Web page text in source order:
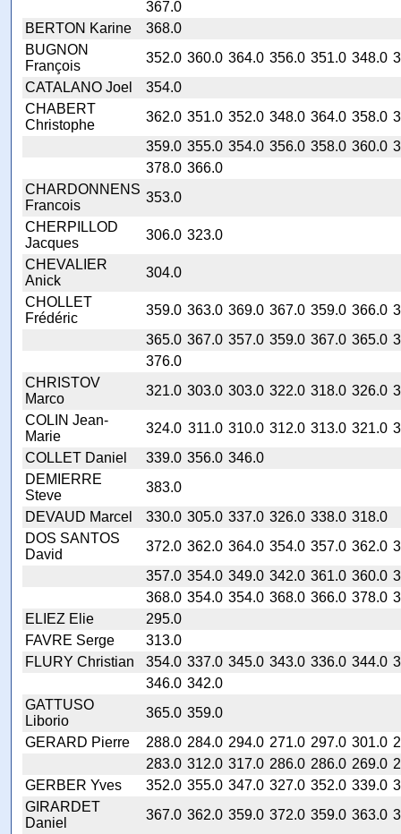
367.0
BERTON Karine
368.0
BUGNON
François
352.0 360.0 364.0 356.0 351.0 348.0
CATALANO Joel
354.0
CHABERT
Christophe
362.0 351.0 352.0 348.0 364.0 358.0
359.0 355.0 354.0 356.0 358.0 360.0
378.0 366.0
CHARDONNENS
Francois
353.0
CHERPILLOD
Jacques
306.0 323.0
CHEVALIER
Anick
304.0
CHOLLET
Frédéric
359.0 363.0 369.0 367.0 359.0 366.0
365.0 367.0 357.0 359.0 367.0 365.0
376.0
CHRISTOV
Marco
321.0 303.0 303.0 322.0 318.0 326.0
COLIN Jean-
Marie
324.0 311.0 310.0 312.0 313.0 321.0
COLLET Daniel
339.0 356.0 346.0
DEMIERRE
Steve
383.0
DEVAUD Marcel
330.0 305.0 337.0 326.0 338.0 318.0
DOS SANTOS
David
372.0 362.0 364.0 354.0 357.0 362.0
357.0 354.0 349.0 342.0 361.0 360.0
368.0 354.0 354.0 368.0 366.0 378.0
ELIEZ Elie
295.0
FAVRE Serge
313.0
FLURY Christian
354.0 337.0 345.0 343.0 336.0 344.0
346.0 342.0
GATTUSO
Liborio
365.0 359.0
GERARD Pierre
288.0 284.0 294.0 271.0 297.0 301.0
283.0 312.0 317.0 286.0 286.0 269.0
GERBER Yves
352.0 355.0 347.0 327.0 352.0 339.0
GIRARDET
Daniel
367.0 362.0 359.0 372.0 359.0 363.0